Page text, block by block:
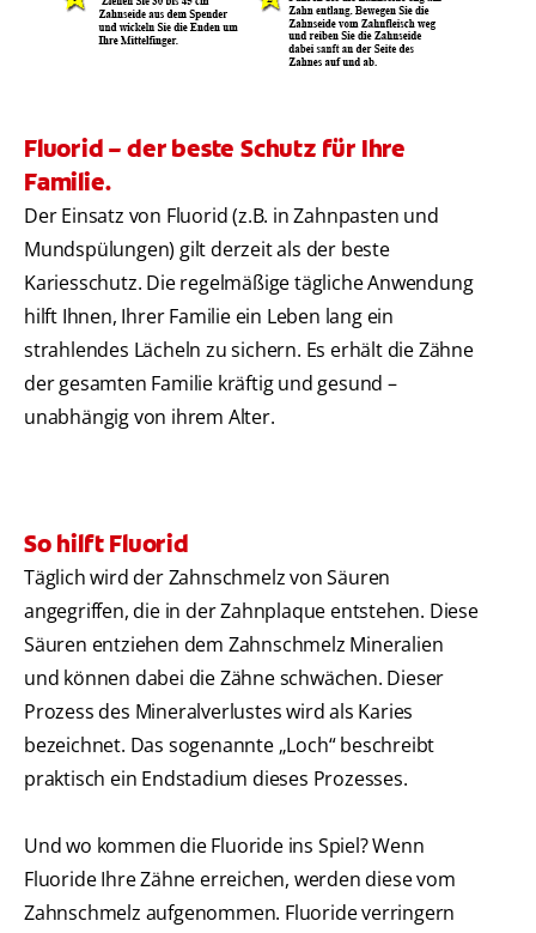
Fluorid – der beste Schutz für Ihre
Familie.
Der Einsatz von Fluorid (z.B. in Zahnpasten und
Mundspülungen) gilt derzeit als der beste
Kariesschutz. Die regelmäßige tägliche Anwendung
hilft Ihnen, Ihrer Familie ein Leben lang ein
strahlendes Lächeln zu sichern. Es erhält die Zähne
der gesamten Familie kräftig und gesund –
unabhängig von ihrem Alter.
So hilft Fluorid
Täglich wird der Zahnschmelz von Säuren
angegriffen, die in der Zahnplaque entstehen. Diese
Säuren entziehen dem Zahnschmelz Mineralien
und können dabei die Zähne schwächen. Dieser
Prozess des Mineralverlustes wird als Karies
bezeichnet. Das sogenannte „Loch“ beschreibt
praktisch ein Endstadium dieses Prozesses.
Und wo kommen die Fluoride ins Spiel? Wenn
Fluoride Ihre Zähne erreichen, werden diese vom
Zahnschmelz aufgenommen. Fluoride verringern